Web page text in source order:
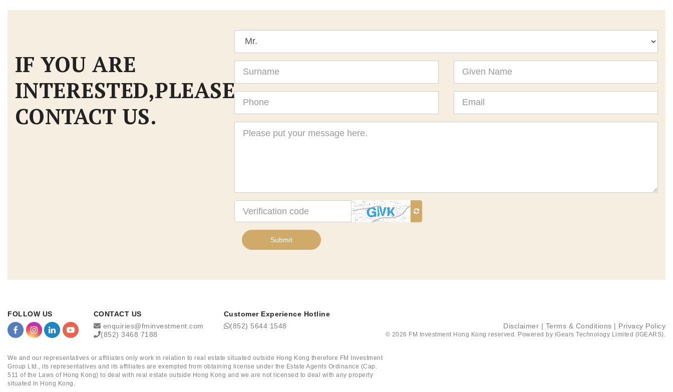
IF YOU ARE
INTERESTED,PLEASE
CONTACT US.
Phone
Submit
FOLLOW US
CONTACT US
enquiries@fminvestment.com
(852) 3468 7188
Customer Experience Hotline
(852) 5644 1548
Disclaimer | Terms & Conditions | Privacy Policy
© 2026 FM Investment Hong Kong reserved. Powered by iGears Technology Limited (IGEARS)
We and our representatives or affiliates only work in relation to real estate situated outside Hong Kong therefore FM Investment
Group Ltd., its representatives and its affiliates are exempted from obtaining license under the Estate Agents Ordinance (Cap.
511 of the Laws of Hong Kong) to deal with real estate outside Hong Kong and we are not licensed to deal with any property
situated in Hong Kong.